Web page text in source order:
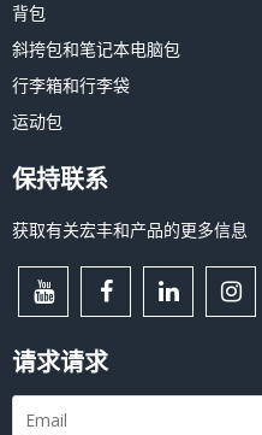
背包
斜挎包和笔记本电脑包
行李箱和行李袋
运动包
保持联系
获取有关宏丰和产品的更多信息
请求请求